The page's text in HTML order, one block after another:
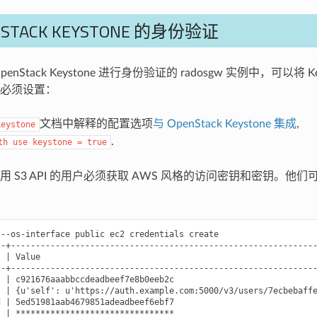
KEYSTONE 的身份验证
Keystone 进行身份验证的 radosgw 实例中，可以将
须设置：
文档中解释的配置选项与 OpenStack Keystone 集成,
use keystone = true .
S3 API 的用户必须获取 AWS 风格的访问密钥和密钥。他们
--os-interface public ec2 credentials create
| Value
| c921676aaabbccdeadbeef7e8b0eeb2c
u'https://auth.example.com:5000/v3/users/
| 5ed51981aab4679851adeadbeef6ebf7
| ********************************